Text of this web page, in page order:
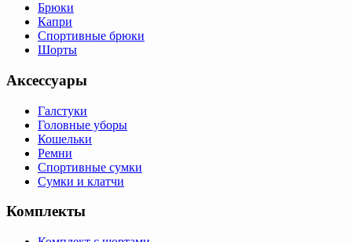
Брюки
Капри
Спортивные брюки
Шорты
Аксессуары
Галстуки
Головные уборы
Кошельки
Ремни
Спортивные сумки
Сумки и клатчи
Комплекты